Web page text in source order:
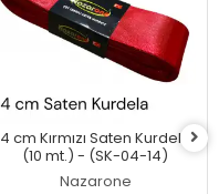
4 cm Kırmızı Saten Kurdele
(10 mt.) - (SK-04-14)
Nazarone